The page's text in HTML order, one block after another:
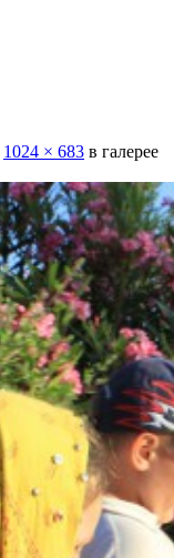
1024 × 683 в галерее